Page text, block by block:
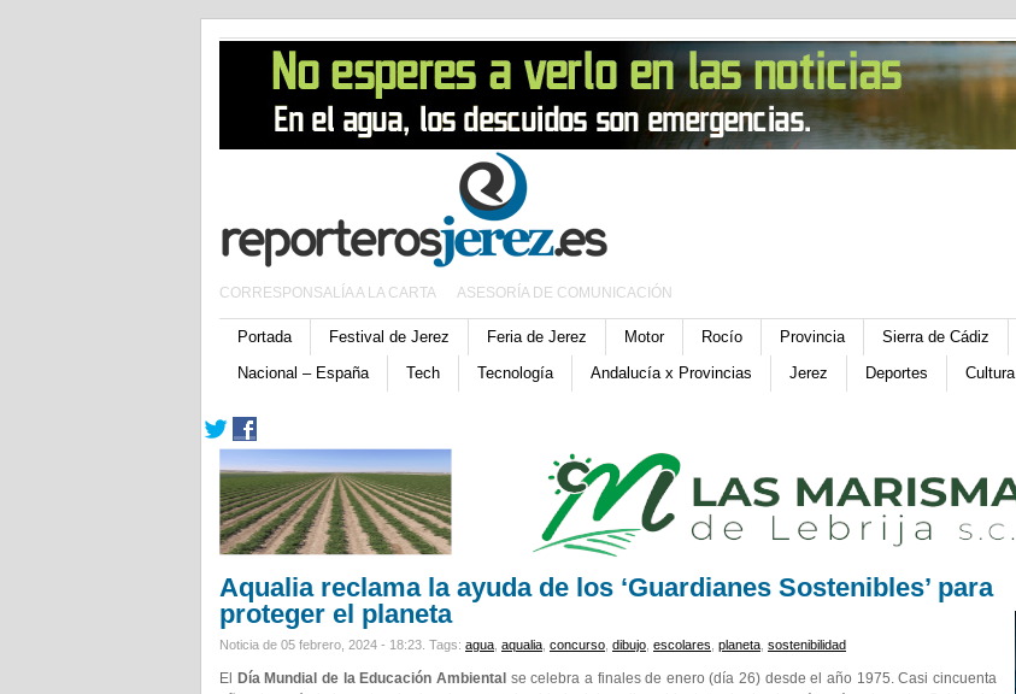
CORRESPONSALÍA A LA CARTA ASESORÍA DE COMUNICACIÓN
Portada Festival de Jerez Feria de Jerez Motor Rocío Provincia Sierra de Cádiz
Nacional – España
Tech Tecnología Andalucía x Provincias Jerez Deportes Cultura
Aqualia reclama la ayuda de los ‘Guardianes Sostenibles’ para
proteger el planeta
Noticia de 05 febrero, 2024 - 18:23. Tags: agua aqualia concurso dibujo escolares planeta sostenibilidad
El Día Mundial de la Educación Ambiental se celebra a finales de enero (día 26) desde el año 1975. Casi cincuenta